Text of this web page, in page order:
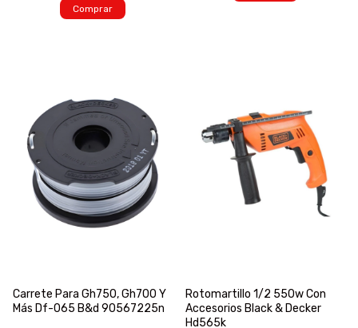
Carrete Para Gh750, Gh700 Y
Más Df-065 B&d 90567225n
Rotomartillo 1/2 550w Con
Accesorios Black & Decker
Hd565k